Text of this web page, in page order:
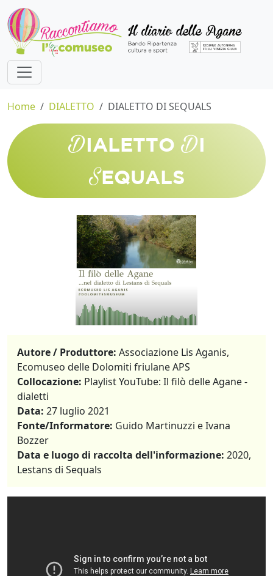
Home DIALETTO DIALETTO DI SEQUALS
D IALETTO D
S EQUALS
Autore / Produttore: Associazione Lis Aganis,
Ecomuseo delle Dolomiti friulane APS
Collocazione: Playlist YouTube: Il filò delle Agane -
dialetti
Data: 27 luglio 2021
Fonte/Informatore: Guido Martinuzzi e Ivana
Bozzer
Data e luogo di raccolta dell'informazione: 2020,
Lestans di Sequals